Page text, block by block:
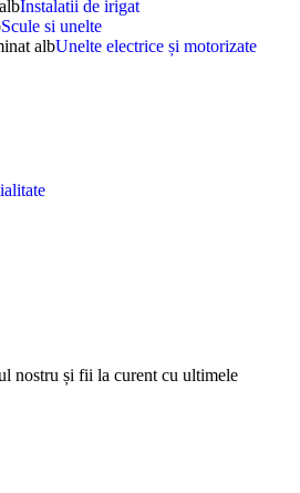
Instalatii de irigat
Scule si unelte
Unelte electrice și motorizate
nostru și fii la curent cu ultimele